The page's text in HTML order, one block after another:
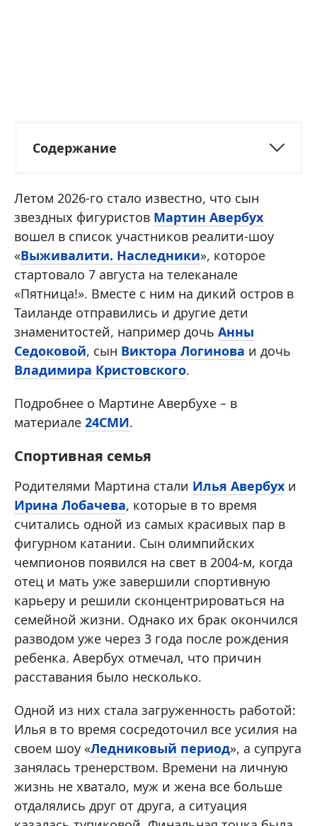
Содержание
Летом 2026-го стало известно, что сын
звездных фигуристов Мартин Авербух
вошел в список участников реалити-шоу
«Выживалити. Наследники», которое
стартовало 7 августа на телеканале
«Пятница!». Вместе с ним на дикий остров в
Таиланде отправились и другие дети
знаменитостей, например дочь Анны
Седоковой, сын Виктора Логинова и дочь
Владимира Кристовского.
Подробнее о Мартине Авербухе – в
материале 24СМИ.
Спортивная семья
Родителями Мартина стали Илья Авербух и
Ирина Лобачева, которые в то время
считались одной из самых красивых пар в
фигурном катании. Сын олимпийских
чемпионов появился на свет в 2004-м, когда
отец и мать уже завершили спортивную
карьеру и решили сконцентрироваться на
семейной жизни. Однако их брак окончился
разводом уже через 3 года после рождения
ребенка. Авербух отмечал, что причин
расставания было несколько.
Одной из них стала загруженность работой:
Илья в то время сосредоточил все усилия на
своем шоу «Ледниковый период», а супруга
занялась тренерством. Времени на личную
жизнь не хватало, муж и жена все больше
отдалялись друг от друга, а ситуация